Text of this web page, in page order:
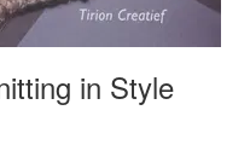
in Style